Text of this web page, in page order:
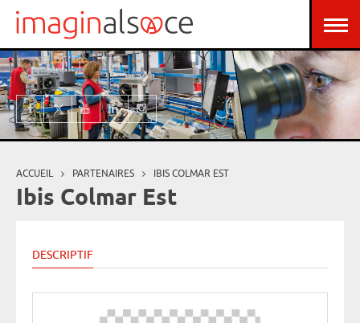
Aller au contenu principal
Vous êtes ici
ACCUEIL PARTENAIRES IBIS COLMAR EST
Ibis Colmar Est
DESCRIPTIF
Panneau de gestion des cookies